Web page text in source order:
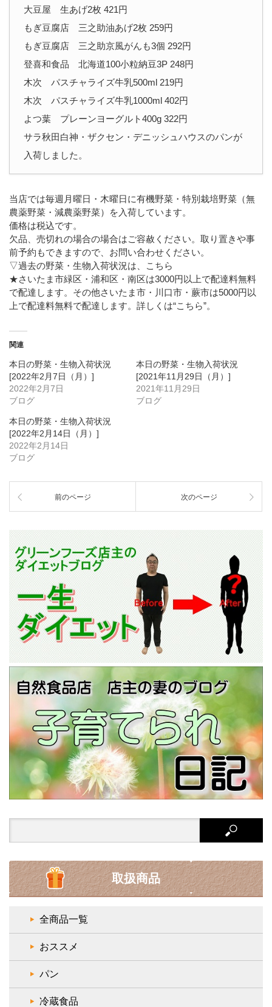
大豆屋 生あげ2枚 421円
もぎ豆腐店 三之助油あげ2枚 259円
もぎ豆腐店 三之助京風がんも3個 292円
登喜和食品 北海道100小粒納豆3P 248円
木次 パスチャライズ牛乳500ml 219円
木次 パスチャライズ牛乳1000ml 402円
よつ葉 プレーンヨーグルト400g 322円
サラ秋田白神・ザクセン・デニッシュハウスのパンが
入荷しました。
当店では毎週月曜日・木曜日に有機野菜・特別栽培野菜（無
農薬野菜・減農薬野菜）を入荷しています。
価格は税込です。
欠品、売切れの場合の場合はご容赦ください。取り置きや事
前予約もできますので、お問い合わせください。
▽過去の野菜・生物入荷状況は、こちら
★さいたま市緑区・浦和区・南区は3000円以上で配達料無料
で配達します。その他さいたま市・川口市・蕨市は5000円以
上で配達料無料で配達します。詳しくは“こちら”。
関連
本日の野菜・生物入荷状況
[2022年2月7日（月）]
2022年2月7日
ブログ
本日の野菜・生物入荷状況
[2021年11月29日（月）]
2021年11月29日
ブログ
本日の野菜・生物入荷状況
[2022年2月14日（月）]
2022年2月14日
ブログ
前のページ 次のページ
取扱商品
全商品一覧
おススメ
パン
冷蔵食品